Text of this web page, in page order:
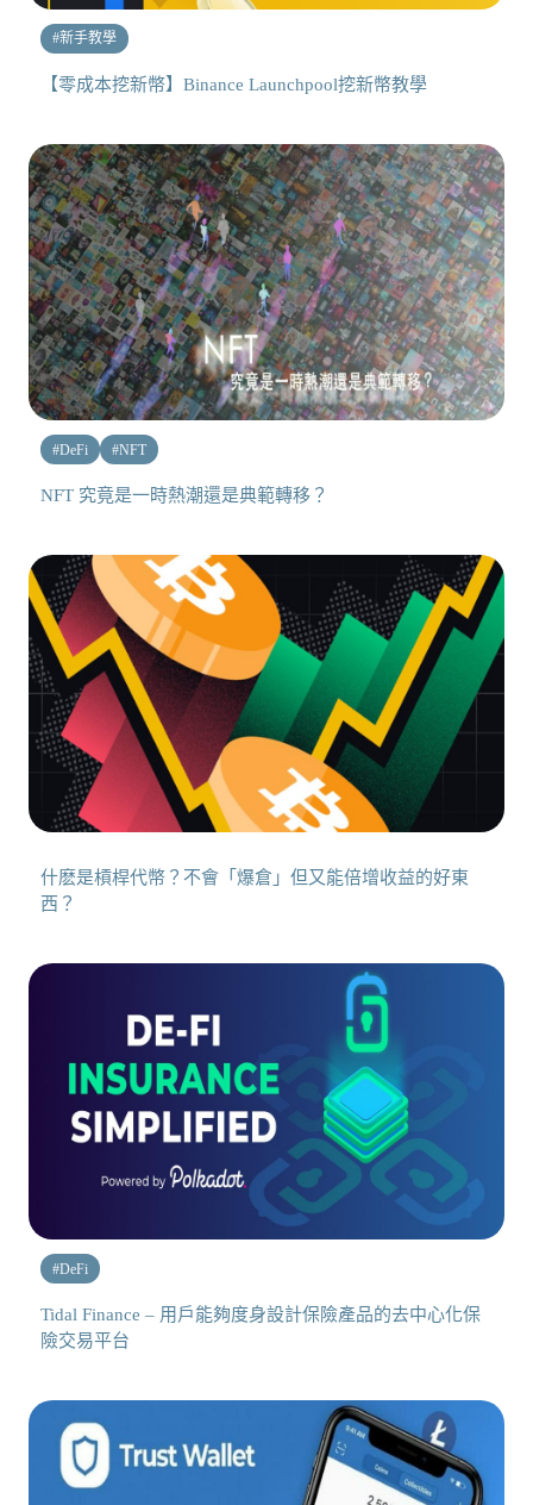
#新手教學
【零成本挖新幣】Binance Launchpool挖新幣教學
#DeFi #NFT
NFT 究竟是一時熱潮還是典範轉移？
什麽是槓桿代幣？不會「爆倉」但又能倍增收益的好東
西？
#DeFi
Tidal Finance – 用戶能夠度身設計保險產品的去中心化保
險交易平台